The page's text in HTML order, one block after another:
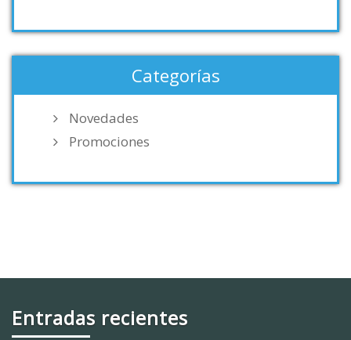
Categorías
Novedades
Promociones
Entradas recientes